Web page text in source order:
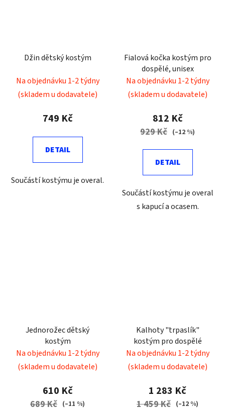
Džin dětský kostým
Na objednávku 1-2 týdny
(skladem u dodavatele)
749 Kč
DETAIL
Součástí kostýmu je overal.
Fialová kočka kostým pro
dospělé, unisex
Na objednávku 1-2 týdny
(skladem u dodavatele)
812 Kč
929 Kč (–12 %)
DETAIL
Součástí kostýmu je overal
s kapucí a ocasem.
Jednorožec dětský
kostým
Na objednávku 1-2 týdny
(skladem u dodavatele)
610 Kč
689 Kč (–11 %)
Kalhoty "trpaslík"
kostým pro dospělé
Na objednávku 1-2 týdny
(skladem u dodavatele)
1 283 Kč
1 459 Kč (–12 %)